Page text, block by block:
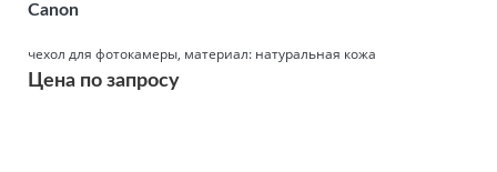
Canon
чехол для фотокамеры, материал: натуральная кожа
Цена по запросу